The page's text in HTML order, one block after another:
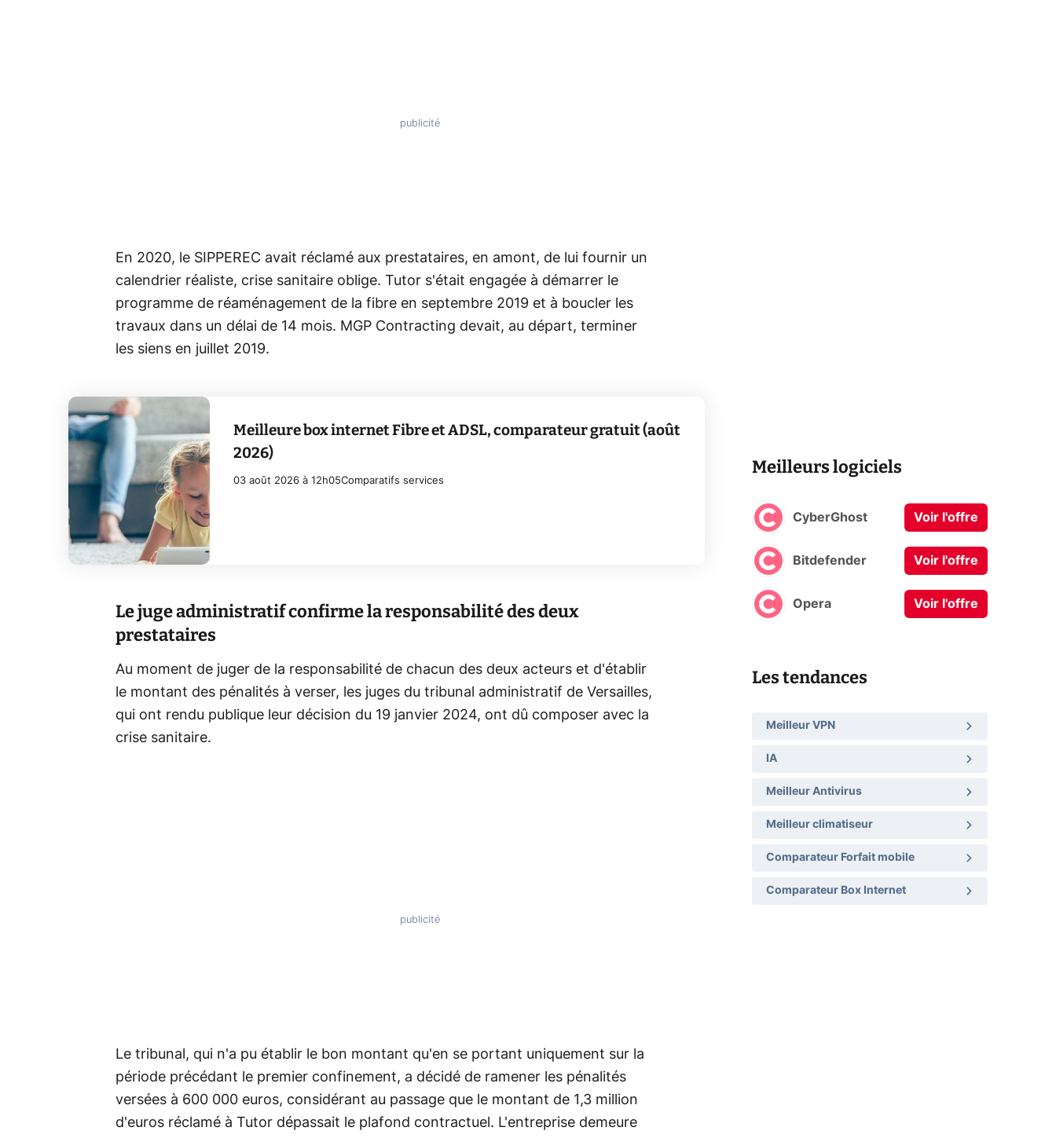
En 2020, le SIPPEREC avait réclamé aux prestataires, en amont, de lui fournir un
calendrier réaliste, crise sanitaire oblige. Tutor s'était engagée à démarrer le
programme de réaménagement de la fibre en septembre 2019 et à boucler les
travaux dans un délai de 14 mois. MGP Contracting devait, au départ, terminer
les siens en juillet 2019.
Meilleure box internet Fibre et ADSL, comparateur gratuit (août
2026)
03 août 2026 à 12h05Comparatifs services
Le juge administratif confirme la responsabilité des deux
prestataires
Au moment de juger de la responsabilité de chacun des deux acteurs et d'établir
le montant des pénalités à verser, les juges du tribunal administratif de Versailles,
qui ont rendu publique leur décision du 19 janvier 2024, ont dû composer avec la
crise sanitaire.
Le tribunal, qui n'a pu établir le bon montant qu'en se portant uniquement sur la
période précédant le premier confinement, a décidé de ramener les pénalités
versées à 600 000 euros, considérant au passage que le montant de 1,3 million
d'euros réclamé à Tutor dépassait le plafond contractuel. L'entreprise demeure
Meilleurs logiciels
CyberGhost Voir l'offre
Bitdefender Voir l'offre
Opera Voir l'offre
Les tendances
Meilleur VPN
IA
Meilleur Antivirus
Meilleur climatiseur
Comparateur Forfait mobile
Comparateur Box Internet